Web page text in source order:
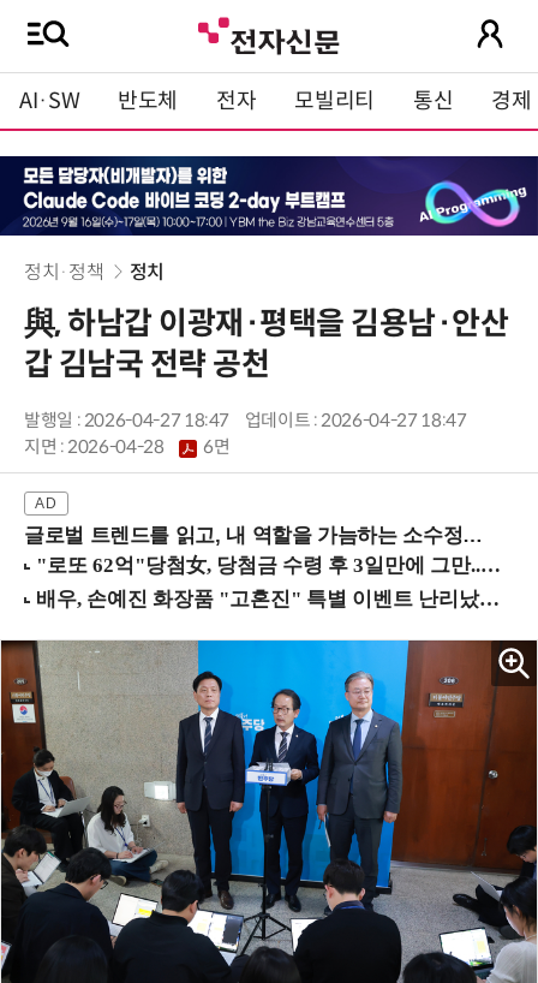
AI·SW 반도체 전자 모빌리티 통신 경제
정치·정책 정치
與, 하남갑 이광재·평택을 김용남·안산
갑 김남국 전략 공천
발행일 : 2026-04-27 18:47
업데이트 : 2026-04-27 18:47
지면 :2026-04-28 6면
글로벌 트렌드를 읽고, 내 역할을 가늠하는 소수정예 실습 워크숍 (8/28 신논현역)